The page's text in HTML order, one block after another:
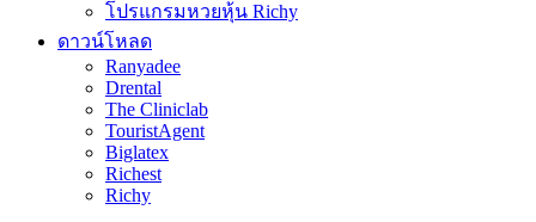
โปรแกรมหวยหุ้น Richy
ดาวน์โหลด
Ranyadee
Drental
The Cliniclab
TouristAgent
Biglatex
Richest
Richy